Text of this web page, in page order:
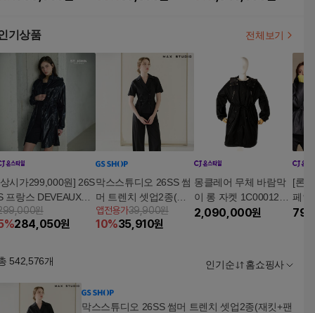
기상품 전체보기
시가299,000원] 26S
프랑스 DEVEAUX社
머 후드 트렌치 자켓
원
%284,050원
막스스튜디오 26SS 썸
머 트렌치 셋업2종(재
킷+팬츠) [런칭 가격 6
9,900원]
앱전용가39,900원
10%35,910원
몽클레어 무체 바람막
이 롱 자켓 1C0001254
A1K
2,090,000원
[론
페인
후드
542,576개 인기순 홈쇼핑사
막스스튜디오 26SS 썸머 트렌치 셋업2종(재킷+팬